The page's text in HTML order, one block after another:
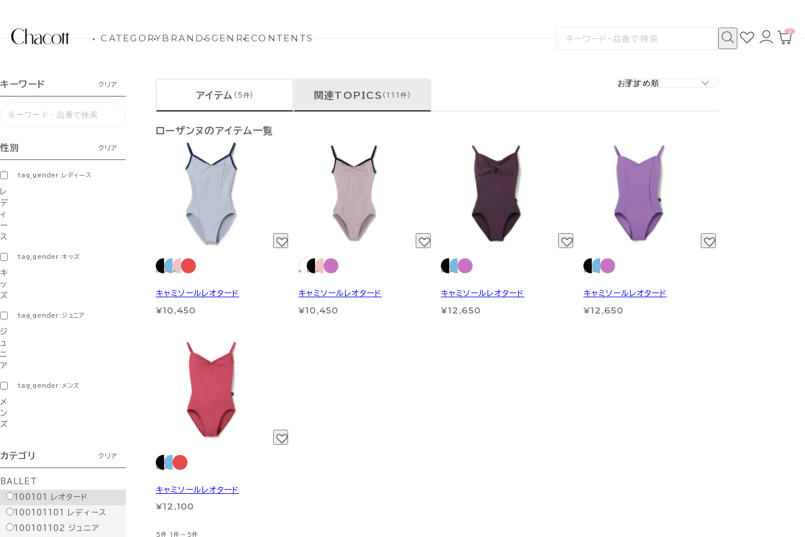
CATEGORYBRANDSGENRECONTENTS
検
お
気
ロ
グ
カ
0
キーワード クリア
性別 クリア
tag_gender:レディース
レ
デ
ィ
ー
ス
tag_gender:キッズ
キ
ッ
ズ
tag_gender:ジュニア
ジ
ュ
ニ
ア
tag_gender:メンズ
メ
ン
ズ
カテゴリ クリア
BALLET
100101
レオタード
100101101
レディース
100101102 ジュニア
アイテム (5件) 関連TOPICS (111件)
ローザンヌのアイテム一覧
キャミソールレオタード
¥10,450
キャミソールレオタード
¥10,450
キャミソールレオタード
¥12,650
キャミソールレオタード
¥12,650
キャミソールレオタード
¥12,100
5件 1件～5件